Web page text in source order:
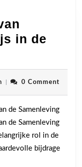
in de
cdenvhoogstraten
0 Comment
de Samenleving
de Samenleving
rol in de
bijdrage